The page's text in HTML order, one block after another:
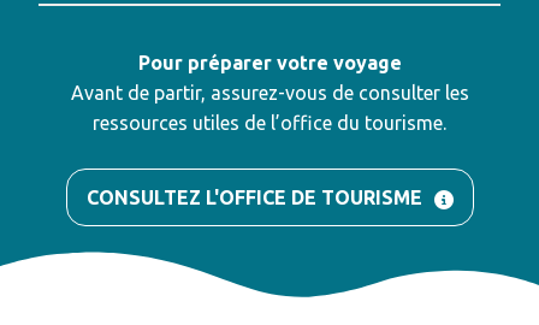
Pour préparer votre voyage
Avant de partir, assurez-vous de consulter les
ressources utiles de l’office du tourisme.
CONSULTEZ L'OFFICE DE TOURISME